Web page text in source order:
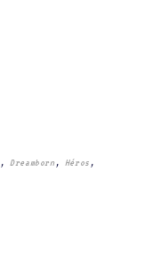
, Dreamborn , Héros ,